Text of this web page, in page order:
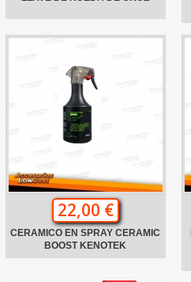
22,00 €
CERAMICO EN SPRAY CERAMIC
BOOST KENOTEK